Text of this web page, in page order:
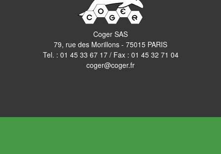
Coger SAS
79, rue des Morillons - 75015 PARIS
Tel. : 01 45 33 67 17/ Fax : 01 45 32 71 04
coger@coger.fr